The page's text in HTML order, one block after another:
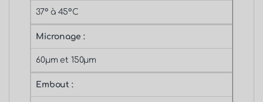
37° à 45°C
Micronage :
60µm et 150µm
Embout :